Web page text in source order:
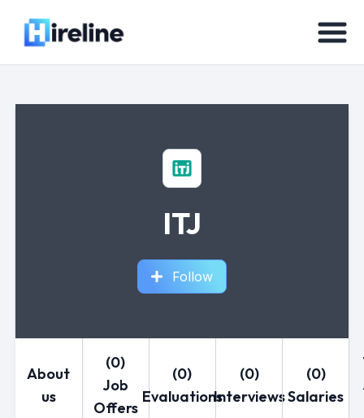
ITJ
Follow
About
us
(0)
Job
Offers
(0)
Evaluations
(0)
Interviews
(0)
Salaries